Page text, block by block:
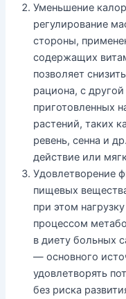
Уменьшение
регулирование
стороны,
содержащих
позволяет
рациона, с
приготовленных
растений, таких
ревень, сенна и
действие или
Удовлетворение
пищевых
при этом
процессом
в диету больных
— основного
удовлетворять
без риска